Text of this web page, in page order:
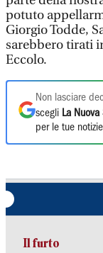
potuto
Giorgio Todde,
sarebbero tirati
Eccolo.
Non lasciare
scegli La
per le tue
Il furto